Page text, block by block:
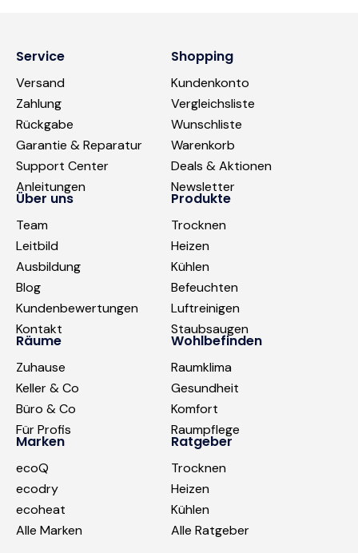
Service
Versand
Zahlung
Rückgabe
Garantie & Reparatur
Support Center
Anleitungen
Shopping
Kundenkonto
Vergleichsliste
Wunschliste
Warenkorb
Deals & Aktionen
Newsletter
Über uns
Team
Leitbild
Ausbildung
Blog
Kundenbewertungen
Kontakt
Produkte
Trocknen
Heizen
Kühlen
Befeuchten
Luftreinigen
Staubsaugen
Räume
Zuhause
Keller & Co
Büro & Co
Für Profis
Wohlbefinden
Raumklima
Gesundheit
Komfort
Raumpflege
Marken
ecoQ
ecodry
ecoheat
Alle Marken
Ratgeber
Trocknen
Heizen
Kühlen
Alle Ratgeber